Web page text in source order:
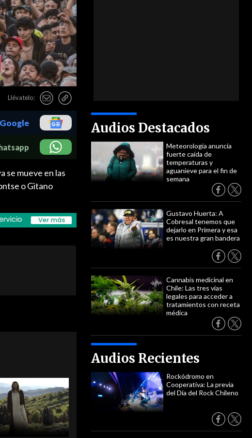
Llévatelo:
Audios Destacados
Meteorología anuncia
fuerte caída de
temperaturas y
aguanieve para el fin de
semana
Gustavo Huerta: A
Cobresal tenemos que
dejarlo en Primera y esa
es nuestra gran bandera
Cannabis medicinal en
Chile: Las tres vías
legales para acceder a
tratamientos con receta
médica
Audios Recientes
Rockódromo en
Cooperativa: La previa
del Día del Rock Chileno
Google
se mueve en las
o Gitano